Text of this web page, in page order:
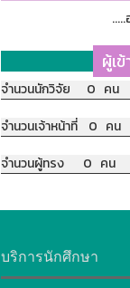
ผู้เ
จำนวนนักวิจัย 0 คน
จำนวนเจ้าหน้าที่ 0 คน
จำนวนผู้ทรง 0 คน
บริการนักศึกษา